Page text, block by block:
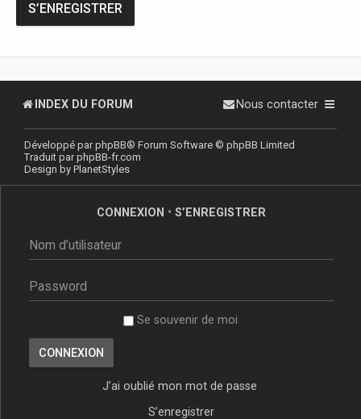
S’ENREGISTRER
INDEX DU FORUM Nous contacter
Développé parphpBB® Forum Software © phpBB Limited
Traduit parphpBB-fr.com
Design by PlanetStyles
CONNEXION • S’ENREGISTRER
Se souvenir de moi
J’ai oublié mon mot de passe
S’enregistrer